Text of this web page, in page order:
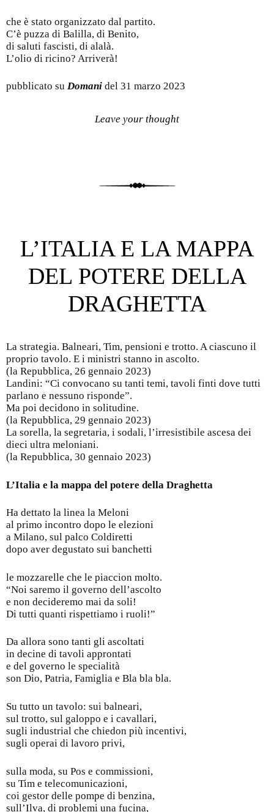
che è stato organizzato dal partito.
C’è puzza di Balilla, di Benito,
di saluti fascisti, di alalà.
L’olio di ricino? Arriverà!
pubblicato su Domani del 31 marzo 2023
Leave your thought
L’ITALIA E LA MAPPA
DEL POTERE DELLA
DRAGHETTA
La strategia. Balneari, Tim, pensioni e trotto. A ciascuno il
proprio tavolo. E i ministri stanno in ascolto.
(la Repubblica, 26 gennaio 2023)
Landini: “Ci convocano su tanti temi, tavoli finti dove tutti
parlano e nessuno risponde”.
Ma poi decidono in solitudine.
(la Repubblica, 29 gennaio 2023)
La sorella, la segretaria, i sodali, l’irresistibile ascesa dei
dieci ultra meloniani.
(la Repubblica, 30 gennaio 2023)
L’Italia e la mappa del potere della Draghetta
Ha dettato la linea la Meloni
al primo incontro dopo le elezioni
a Milano, sul palco Coldiretti
dopo aver degustato sui banchetti
le mozzarelle che le piaccion molto.
“Noi saremo il governo dell’ascolto
e non decideremo mai da soli!
Di tutti quanti rispettiamo i ruoli!”
Da allora sono tanti gli ascoltati
in decine di tavoli approntati
e del governo le specialità
son Dio, Patria, Famiglia e Bla bla bla.
Su tutto un tavolo: sui balneari,
sul trotto, sul galoppo e i cavallari,
sugli industrial che chiedon più incentivi,
sugli operai di lavoro privi,
sulla moda, su Pos e commissioni,
su Tim e telecomunicazioni,
coi gestor delle pompe di benzina,
sull’Ilva, di problemi una fucina,